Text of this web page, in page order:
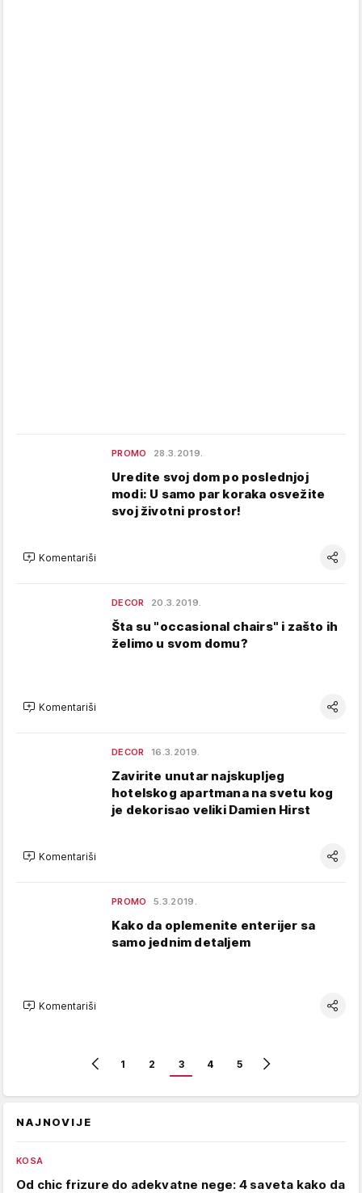
PROMO 28.3.2019.
Uredite svoj dom po poslednjoj
modi: U samo par koraka osvežite
svoj životni prostor!
Komentariši
DECOR 20.3.2019.
Šta su "occasional chairs" i zašto ih
želimo u svom domu?
Komentariši
DECOR 16.3.2019.
Zavirite unutar najskupljeg
hotelskog apartmana na svetu kog
je dekorisao veliki Damien Hirst
Komentariši
PROMO 5.3.2019.
Kako da oplemenite enterijer sa
samo jednim detaljem
Komentariši
1 2 3 4 5
NAJNOVIJE
KOSA
Od chic frizure do adekvatne nege: 4 saveta kako da